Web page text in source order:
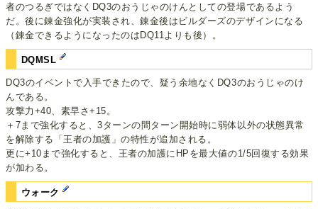
者のつるぎではなくDQ3のおうじゃのけんとしての登場であるよう
だ。後に錬金強化が実装され、錬金後はビルダーズのデザインになる
（錬金できるようになったのはDQ11よりも後）。
DQMSL
DQ3のイベントで入手できたので、疑う余地なくDQ3のおうじゃのけ
んである。
攻撃力+40、素早さ+15。
＋7まで強化すると、3ターンの間ターン開始時に弱体以外の状態異常
を解除する「王者の加護」の特性が追加される。
更に+10まで強化すると、王者の加護にHPを最大値の1/5回復する効果
が加わる。
ウォーク